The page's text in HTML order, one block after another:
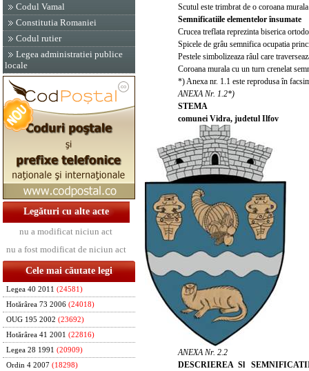
Codul Vamal
Constitutia Romaniei
Codul rutier
Legea administratiei publice
locale
Legături cu alte acte
nu a modificat niciun act
nu a fost modificat de niciun act
Cele mai căutate legi
Legea 40 2011 (24581)
Hotărârea 73 2006 (24018)
OUG 195 2002 (23692)
Hotărârea 41 2001 (22816)
Legea 28 1991 (20909)
Ordin 4 2007 (18298)
Scutul este trimbrat de o coroana
Semnificatiile elementelor însumate
Crucea treflata reprezinta biserica
Spicele de grâu semnifica ocupatia
Pestele simbolizeaza râul care
Coroana murala cu un turn crenelat
*) Anexa nr. 1.1 este reprodusa în
ANEXA Nr. 1.2*)
STEMA
comunei Vidra, judetul Ilfov
ANEXA Nr. 2.2
DESCRIEREA Sl